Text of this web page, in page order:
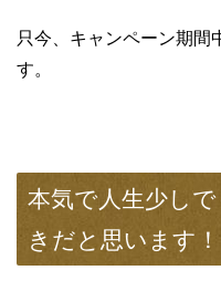
只今、キャンペーン期間
す。
本気で人生少し
きだと思います！